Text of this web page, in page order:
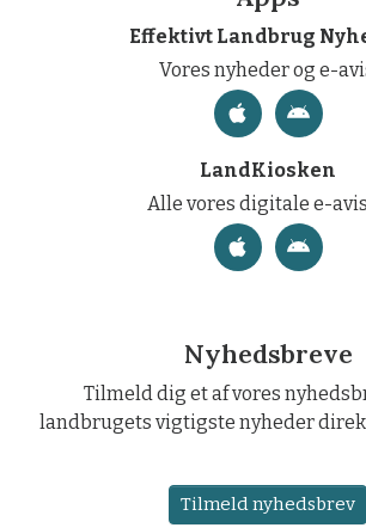
Effektivt Landbrug
Vores nyheder og e-
LandKiosken
Alle vores digitale e-
Nyhedsbreve
Tilmeld dig et af vores
landbrugets vigtigste nyheder
Tilmeld nyhedsbrev